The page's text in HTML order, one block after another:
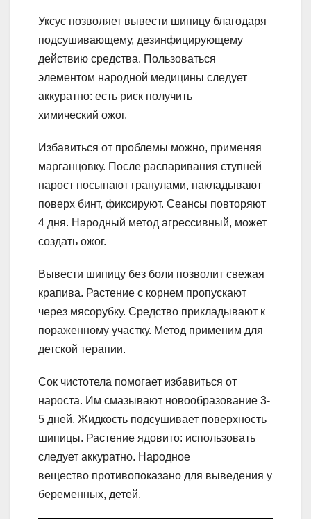
Уксус позволяет вывести шипицу благодаря
подсушивающему, дезинфицирующему
действию средства. Пользоваться
элементом народной медицины следует
аккуратно: есть риск получить
химический ожог.
Избавиться от проблемы можно, применяя
марганцовку. После распаривания ступней
нарост посыпают гранулами, накладывают
поверх бинт, фиксируют. Сеансы повторяют
4 дня. Народный метод агрессивный, может
создать ожог.
Вывести шипицу без боли позволит свежая
крапива. Растение с корнем пропускают
через мясорубку. Средство прикладывают к
пораженному участку. Метод применим для
детской терапии.
Сок чистотела помогает избавиться от
нароста. Им смазывают новообразование 3-
5 дней. Жидкость подсушивает поверхность
шипицы. Растение ядовито: использовать
следует аккуратно. Народное
вещество противопоказано для выведения у
беременных, детей.